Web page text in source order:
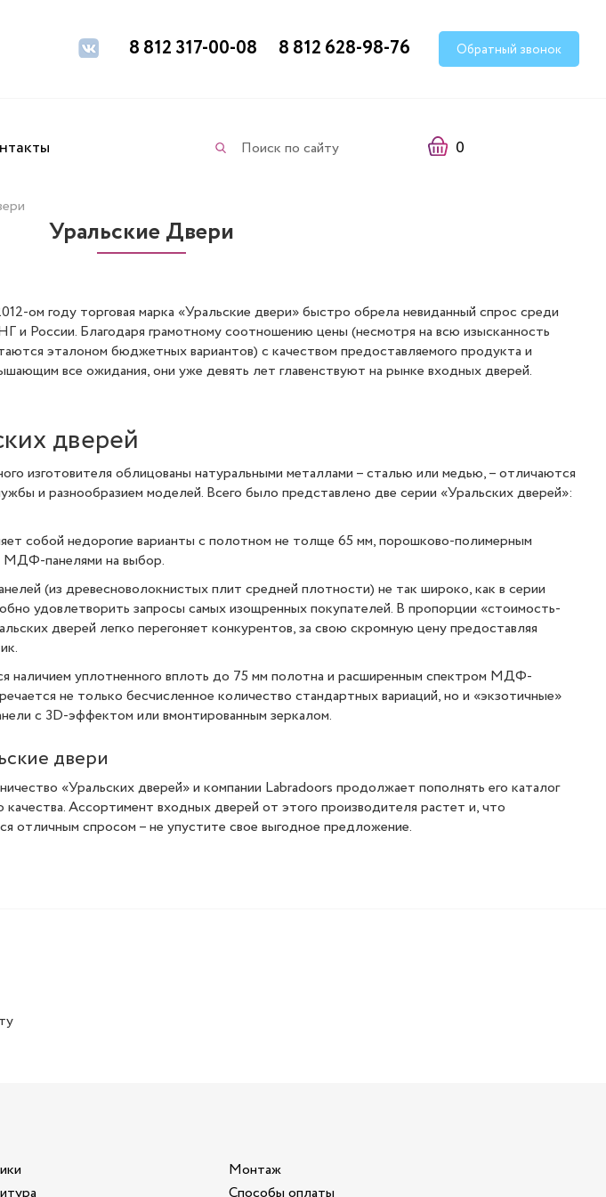
8 812 317-00-08 8 812 628-98-76 Обратный звонок
Поиск по сайту 0
Уральские Двери
ом году торговая марка «Уральские двери» быстро обрела невиданный спрос среди
и России. Благодаря грамотному соотношению цены (несмотря на всю изысканность
эталоном бюджетных вариантов) с качеством предоставляемого продукта и
все ожидания, они уже девять лет главенствуют на рынке входных дверей.
дверей
изготовителя облицованы натуральными металлами – сталью или медью, – отличаются
и разнообразием моделей. Всего было представлено две серии «Уральских дверей»:
собой недорогие варианты с полотном не толще 65 мм, порошково-полимерным
панелями на выбор.
(из древесноволокнистых плит средней плотности) не так широко, как в серии
удовлетворить запросы самых изощренных покупателей. В пропорции «стоимость-
дверей легко перегоняет конкурентов, за свою скромную цену предоставляя
наличием уплотненного вплоть до 75 мм полотна и расширенным спектром МДФ-
не только бесчисленное количество стандартных вариаций, но и «экзотичные»
с 3D-эффектом или вмонтированным зеркалом.
двери
«Уральских дверей» и компании Labradoors продолжает пополнять его каталог
качества. Ассортимент входных дверей от этого производителя растет и, что
отличным спросом – не упустите свое выгодное предложение.
Монтаж